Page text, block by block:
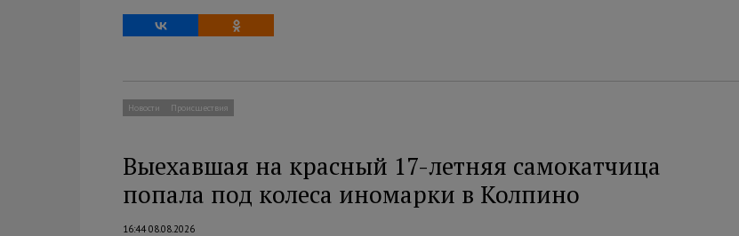
Новости Происшествия
Выехавшая на красный 17-летняя самокатчица
попала под колеса иномарки в Колпино
16:44 08.08.2026